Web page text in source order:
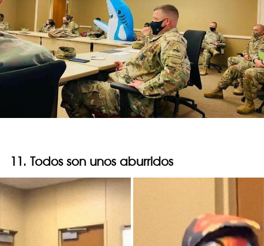
11. Todos son unos aburridos